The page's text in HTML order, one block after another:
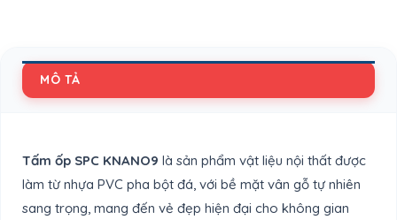
MÔ TẢ
Tấm ốp SPC KNANO9 là sản phẩm vật liệu nội thất được
làm từ nhựa PVC pha bột đá, với bề mặt vân gỗ tự nhiên
sang trọng, mang đến vẻ đẹp hiện đại cho không gian